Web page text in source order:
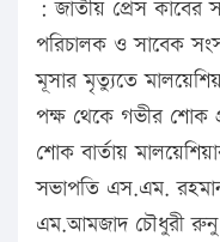
: জাতীয় প্রেস কাবের
পরিচালক ও সাবেক
মূসার মৃত্যুতে
পক্ষ থেকে গভীর শোক
শোক বার্তায়
সভাপতি এস.এম.
এম.আমজাদ চৌধুরী রুনু